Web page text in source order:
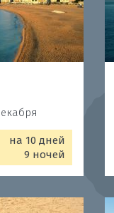
на 10 дней
9 ночей